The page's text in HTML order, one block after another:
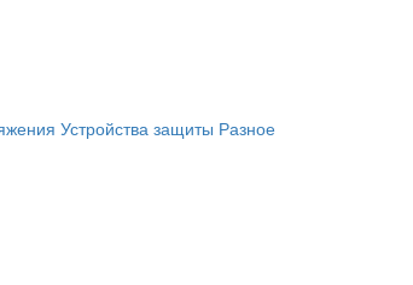
Устройства защиты Разное